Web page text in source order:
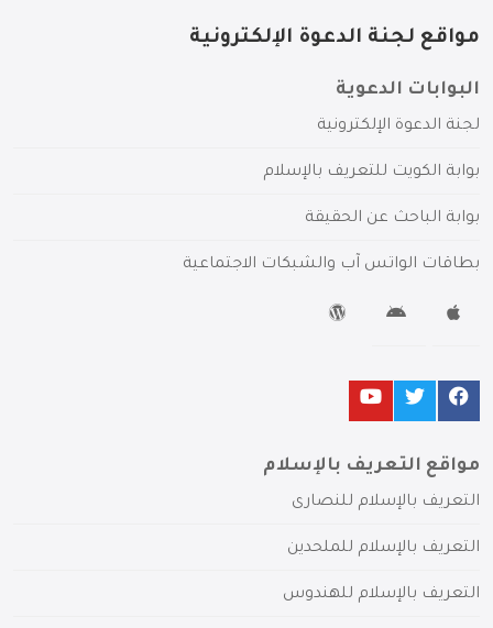
مواقع لجنة الدعوة الإلكترونية
البوابات الدعوية
لجنة الدعوة الإلكترونية
بوابة الكويت للتعريف بالإسلام
بوابة الباحث عن الحقيقة
بطاقات الواتس آب والشبكات الاجتماعية
مواقع التعريف بالإسلام
التعريف بالإسلام للنصارى
التعريف بالإسلام للملحدين
التعريف بالإسلام للهندوس